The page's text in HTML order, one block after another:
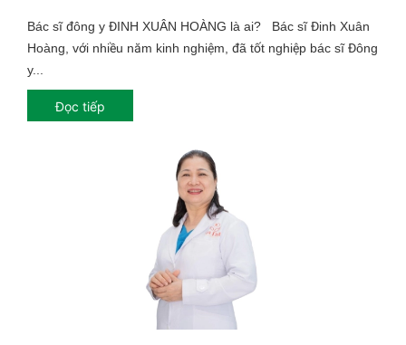
Bác sĩ đông y ĐINH XUÂN HOÀNG là ai? Bác sĩ Đinh Xuân
Hoàng, với nhiều năm kinh nghiệm, đã tốt nghiệp bác sĩ Đông
y...
Đọc tiếp